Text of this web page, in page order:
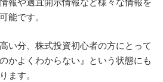
能です。
い分、株式投資初心者の方にとって
かよくわからない』という状態にも
ます。